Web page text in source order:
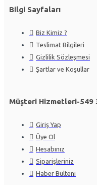
Bilgi Sayfaları
Biz Kimiz ?
Teslimat Bilgileri
Gizlilik Sözleşmesi
Şartlar ve Koşullar
Müşteri Hizmetleri-549
Giriş Yap
Üye Ol
Hesabınız
Siparişleriniz
Haber Bülteni